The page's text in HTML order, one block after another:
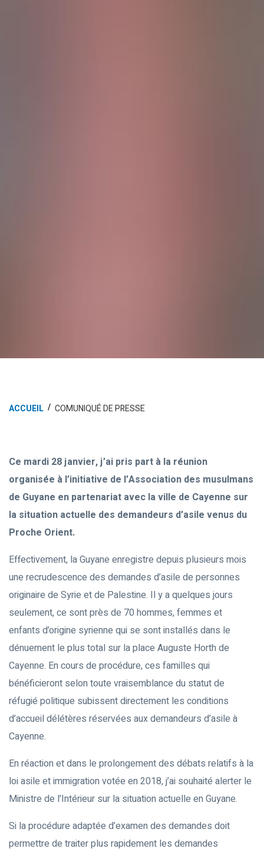
ACCUEIL COMUNIQUÉ DE PRESSE
Ce mardi 28 janvier, j’ai pris part à la réunion
organisée à l’initiative de l’Association des musulmans
de Guyane en partenariat avec la ville de Cayenne sur
la situation actuelle des demandeurs d’asile venus du
Proche Orient.
Effectivement, la Guyane enregistre depuis plusieurs mois
une recrudescence des demandes d’asile de personnes
originaire de Syrie et de Palestine. Il y a quelques jours
seulement, ce sont près de 70 hommes, femmes et
enfants d’origine syrienne qui se sont installés dans le
dénuement le plus total sur la place Auguste Horth de
Cayenne. En cours de procédure, ces familles qui
bénéficieront selon toute vraisemblance du statut de
réfugié politique subissent directement les conditions
d’accueil délétères réservées aux demandeurs d’asile à
Cayenne.
En réaction et dans le prolongement des débats relatifs à la
loi asile et immigration votée en 2018, j’ai souhaité alerter le
Ministre de l’Intérieur sur la situation actuelle en Guyane.
Si la procédure adaptée d’examen des demandes doit
permettre de traiter plus rapidement les demandes